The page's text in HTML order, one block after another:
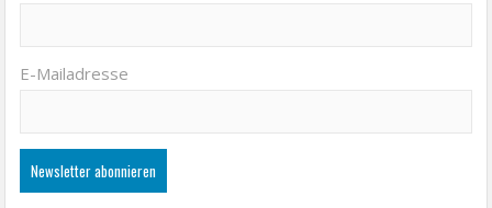
E-Mailadresse